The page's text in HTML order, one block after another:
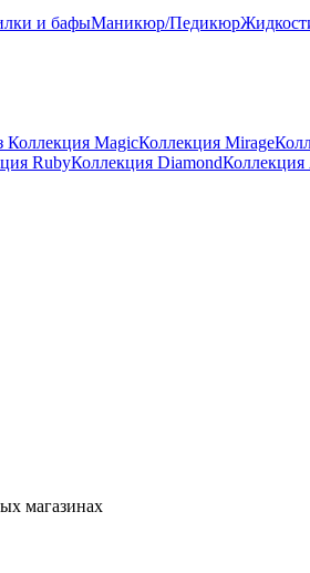
и бафыМаникюр/Педикюр
Коллекция MagicКоллекция Mirage
RubyКоллекция DiamondКоллекция
магазинах